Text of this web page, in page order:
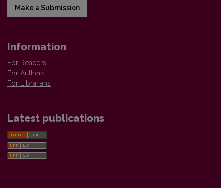
Make a Submission
Information
For Readers
For Authors
For Librarians
Latest publications